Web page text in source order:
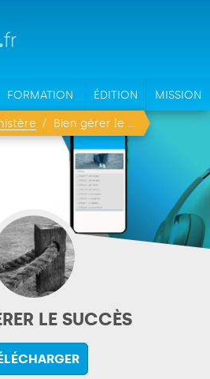
FORMATION ÉDITION MISSION
Bien gérer le succès
LE SUCCÈS